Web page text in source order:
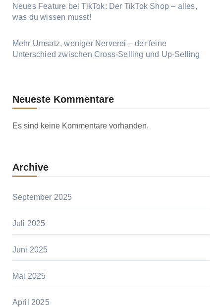
Neues Feature bei TikTok: Der TikTok Shop – alles,
was du wissen musst!
Mehr Umsatz, weniger Nerverei – der feine
Unterschied zwischen Cross-Selling und Up-Selling
Neueste Kommentare
Es sind keine Kommentare vorhanden.
Archive
September 2025
Juli 2025
Juni 2025
Mai 2025
April 2025